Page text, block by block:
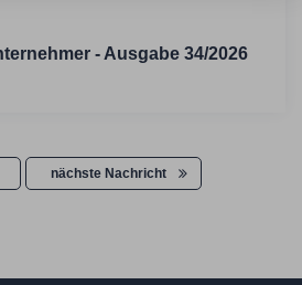
- Ausgabe 34/2026
nächste Nachricht